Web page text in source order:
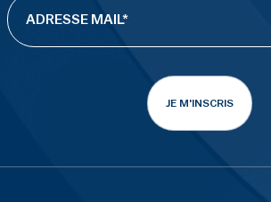
JE M'INSCRIS